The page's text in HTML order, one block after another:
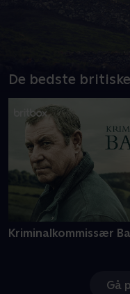
De bedste
Kriminalkommissær
Gå